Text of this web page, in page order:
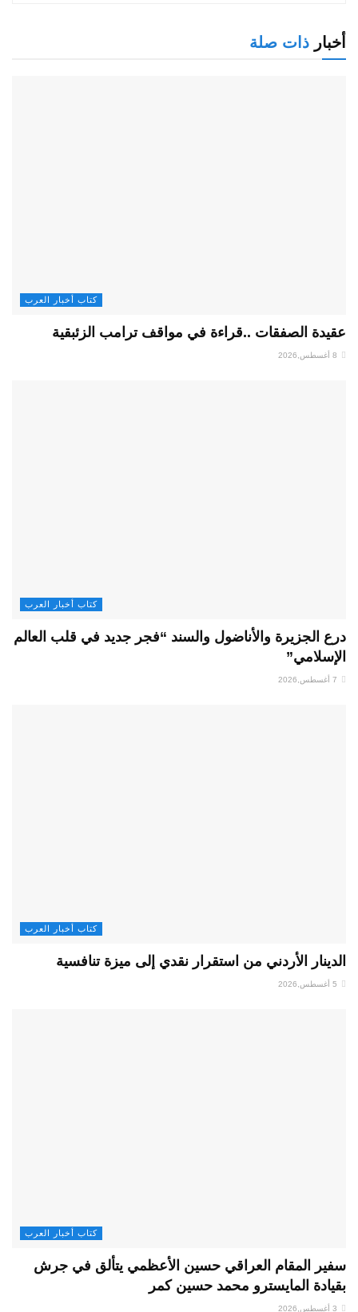
أخبار ذات صلة
كتاب أخبار العرب
عقيدة الصفقات ..قراءة في مواقف ترامب الزئبقية
كتاب أخبار العرب
درع الجزيرة والأناضول والسند “فجر جديد في قلب العالم
الإسلامي”
كتاب أخبار العرب
الدينار الأردني من استقرار نقدي إلى ميزة تنافسية
كتاب أخبار العرب
سفير المقام العراقي حسين الأعظمي يتألق في جرش
بقيادة المايسترو محمد حسين كمر